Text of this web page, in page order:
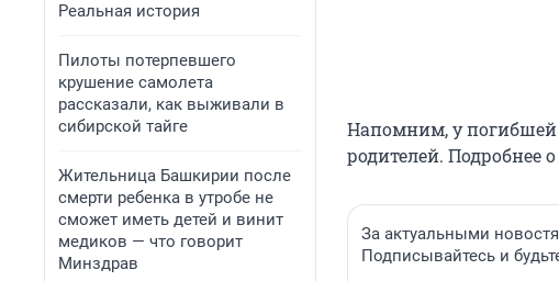
Реальная история
Пилоты потерпевшего
крушение самолета
рассказали, как выживали в
сибирской тайге
Жительница Башкирии после
смерти ребенка в утробе не
сможет иметь детей и винит
медиков — что говорит
Минздрав
Напомним, у погибшей
родителей. Подробнее
За актуальными
Подписывайтесь и